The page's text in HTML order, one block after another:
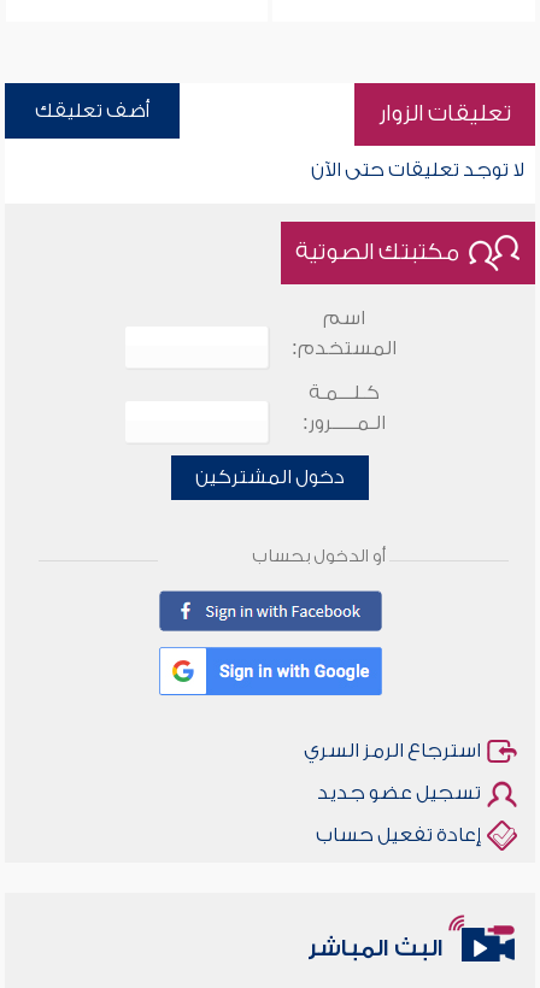
تعليقات الزوار أضف تعليقك
لا توجد تعليقات حتى الآن
مكتبتك الصوتية
اسم
المستخدم:
كـلـــمـة
الـمـــــرور:
دخول المشتركين
أو الدخول بحساب
استرجاع الرمز السري
تسجيل عضو جديد
إعادة تفعيل حساب
البث المباشر